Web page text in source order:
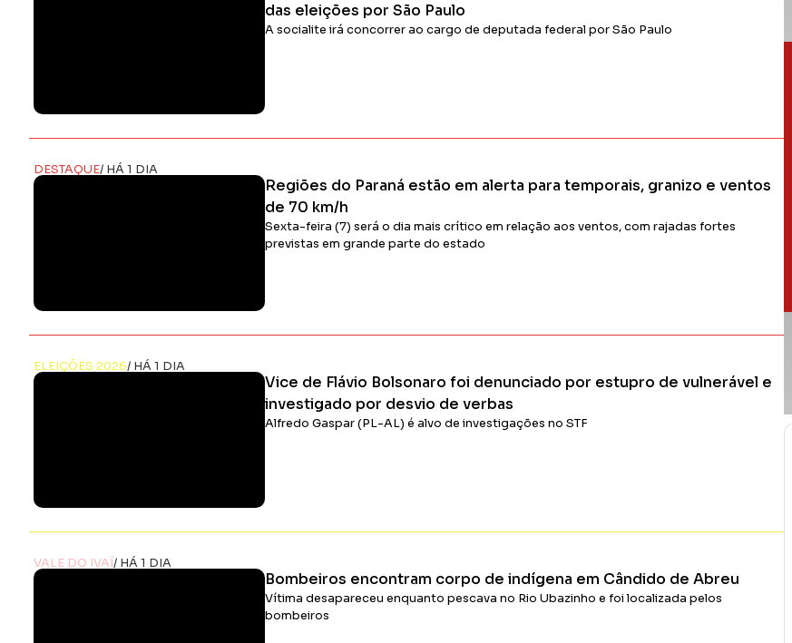
das eleições por São Paulo
A socialite irá concorrer ao cargo de deputada federal por São Paulo
DESTAQUE/ HÁ 1 DIA
Regiões do Paraná estão em alerta para temporais, granizo e ventos
de 70 km/h
Sexta-feira (7) será o dia mais crítico em relação aos ventos, com rajadas fortes
previstas em grande parte do estado
ELEIÇÕES 2026/ HÁ 1 DIA
Vice de Flávio Bolsonaro foi denunciado por estupro de vulnerável e
investigado por desvio de verbas
Alfredo Gaspar (PL-AL) é alvo de investigações no STF
VALE DO IVAÍ/ HÁ 1 DIA
Bombeiros encontram corpo de indígena em Cândido de Abreu
Vítima desapareceu enquanto pescava no Rio Ubazinho e foi localizada pelos
bombeiros